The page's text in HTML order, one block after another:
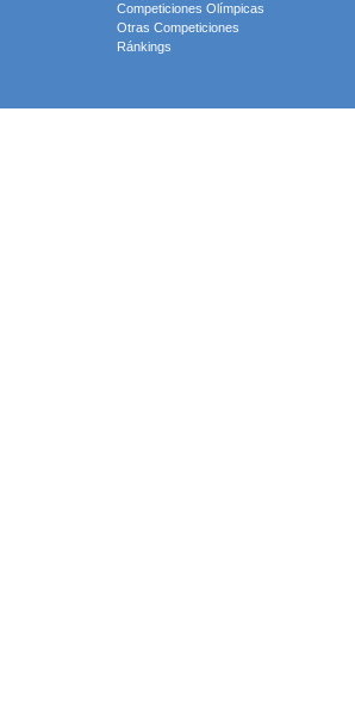
Competiciones Olímpicas
Otras Competiciones
Ránkings